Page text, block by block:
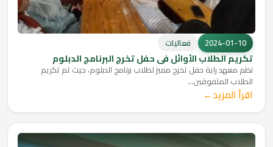
2024-01-10 فعاليات
تكريم الطلاب الأوائل في حفل تخرج البرنامج الدبلوم
نظم معهد راية حفل تخرج مميز لطلاب برنامج الدبلوم، حيث تم تكريم
الطلاب المتفوقين...
اقرأ المزيد←